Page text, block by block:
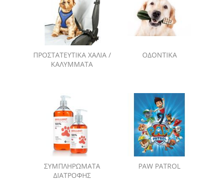
ΠΡΟΣΤΑΤΕΥΤΙΚΑ ΧΑΛΙΑ /
ΚΑΛΥΜΜΑΤΑ
ΟΔΟΝΤΙΚΑ
ΣΥΜΠΛΗΡΩΜΑΤΑ
ΔΙΑΤΡΟΦΗΣ
PAW PATROL